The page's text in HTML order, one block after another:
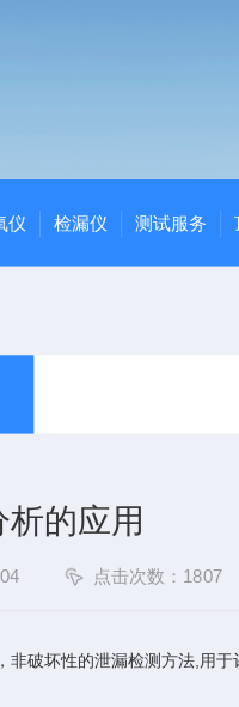
仪 检漏仪 测试服务
的应用
点击次数：1807
破坏性的泄漏检测方法,用于